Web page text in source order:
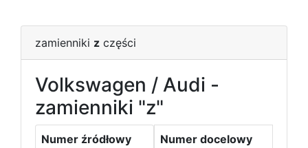
zamienniki z części
Volkswagen / Audi -
zamienniki "z"
Numer źródłowy Numer docelowy